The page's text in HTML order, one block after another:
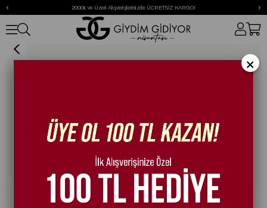
2000₺ ve Üzeri Alışverişlerinizde ÜCRETSİZ KARGO!
‹ ›
Furse Çanta Siyah
×